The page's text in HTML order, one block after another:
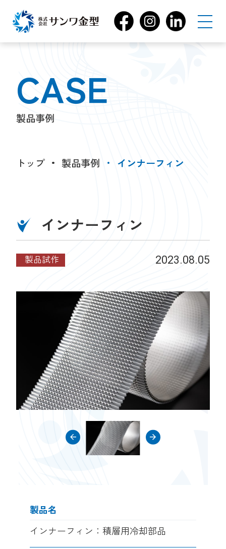
CASE
製品事例
トップ 製品事例 インナーフィン
インナーフィン
製品試作 2023.08.05
製品名
インナーフィン：積層用冷却部品